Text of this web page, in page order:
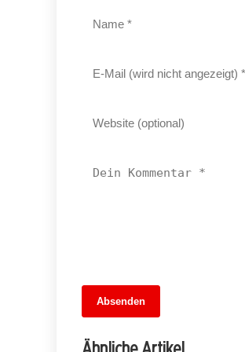
Absenden
MuseumsMeileMitte:
kulturelles Herz schlägt